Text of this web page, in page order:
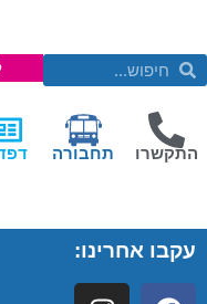
התקשרו תחבורה
עקבו אחרינו: